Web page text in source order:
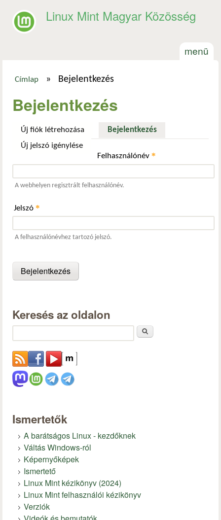
Linux Mint Magyar Közösség
menü
Címlap » Bejelentkezés
Bejelentkezés
Új fiók létrehozása Bejelentkezés(aktív fül)
Új jelszó igénylése
Felhasználónév*
A webhelyen regisztrált felhasználónév.
Jelszó *
A felhasználónévhez tartozó jelszó.
Keresés az oldalon
Ismertetők
A barátságos Linux - kezdőknek
Váltás Windows-ról
Képernyőképek
Ismertető
Linux Mint kézikönyv (2024)
Linux Mint felhasználói kézikönyv
Verziók